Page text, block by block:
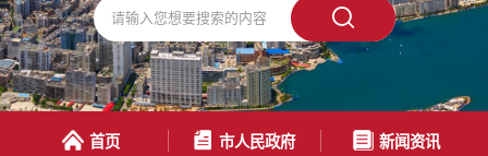
首页 市人民政府 新闻资讯